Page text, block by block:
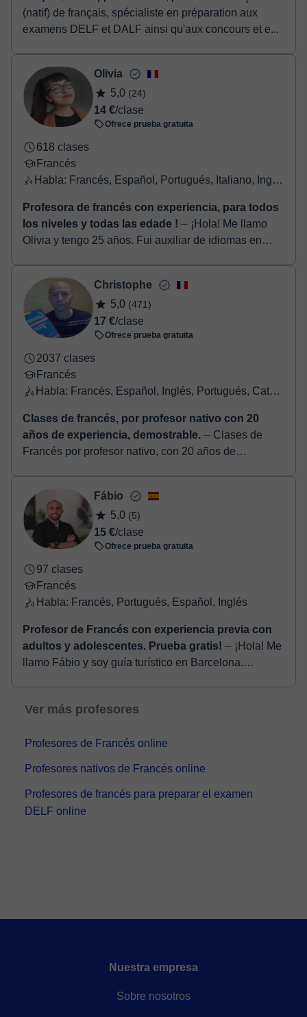
(natif) de français, spécialiste en préparation aux
examens DELF et DALF ainsi qu'aux concours et e...
Olivia
5,0 (24)
14 €/clase
Ofrece prueba gratuita
618 clases
Francés
Habla: Francés, Español, Portugués, Italiano, Inglés, Griego
Profesora de francés con experiencia, para todos
los niveles y todas las edade ! ⏤ ¡Hola! Me llamo
Olivia y tengo 25 años. Fui auxiliar de idiomas en
Christophe
5,0 (471)
17 €/clase
Ofrece prueba gratuita
2037 clases
Francés
Habla: Francés, Español, Inglés, Portugués, Catalán
Clases de francés, por profesor nativo con 20
años de experiencia, demostrable. ⏤ Clases de
Francés por profesor nativo, con 20 años de
Fábio
5,0 (5)
15 €/clase
Ofrece prueba gratuita
97 clases
Francés
Habla: Francés, Portugués, Español, Inglés
Profesor de Francés con experiencia previa con
adultos y adolescentes. Prueba gratis! ⏤ ¡Hola! Me
llamo Fábio y soy guía turístico en Barcelona.
Ver más profesores
Profesores de Francés online
Profesores nativos de Francés online
Profesores de francés para preparar el examen
DELF online
Nuestra empresa
Sobre nosotros